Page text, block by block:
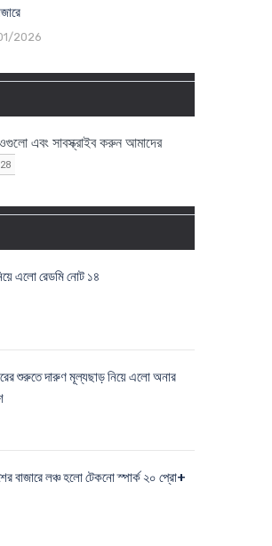
2026
এবং সাবস্ক্রাইব করুন আমাদের
এলো রেডমি নোট ১৪
শুরুতে দারুণ মূল্যছাড় নিয়ে এলো অনার
বাজারে লঞ্চ হলো টেকনো স্পার্ক ২০ প্রো+